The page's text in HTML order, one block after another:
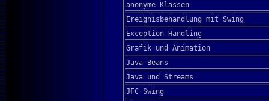
anonyme Klassen
Ereignisbehandlung mit Swing
Exception Handling
Grafik und Animation
Java Beans
Java und Streams
JFC Swing